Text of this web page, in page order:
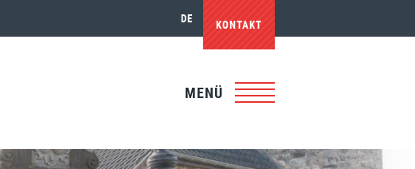
DE KONTAKT
MENÜ